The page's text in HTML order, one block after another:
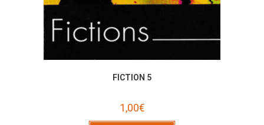
FICTION 5
1,00€